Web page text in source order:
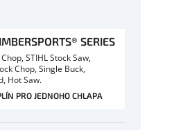
SERIES
STIHL Stock Saw,
Chop, Single Buck,
Hot Saw.
PRO JEDNOHO CHLAPA